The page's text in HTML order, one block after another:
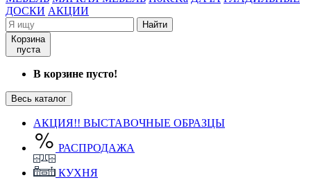
ДОСКИ АКЦИИ
Найти
Корзина
пуста
В корзине пусто!
Весь каталог
АКЦИЯ!! ВЫСТАВОЧНЫЕ ОБРАЗЦЫ
РАСПРОДАЖА
КУХНЯ